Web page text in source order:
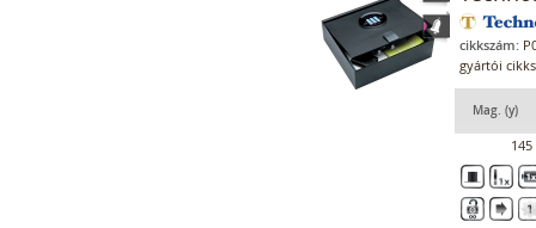
cikkszám:
gyártói
Mag. (y)
145